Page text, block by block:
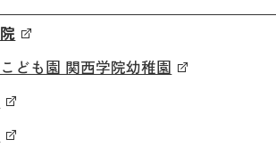
ども園 関西学院幼稚園